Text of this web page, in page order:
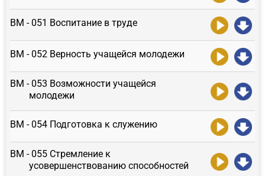
ВМ - 051 Воспитание в труде
ВМ - 052 Верность учащейся молодежи
ВМ - 053 Возможности учащейся
молодежи
ВМ - 054 Подготовка к служению
ВМ - 055 Стремление к
усовершенствованию способностей